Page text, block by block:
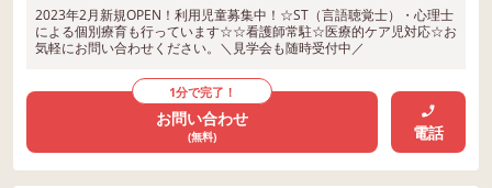
2023年2月新規OPEN！利用児童募集中！☆ST（言語聴覚士）・心理士
による個別療育も行っています☆☆看護師常駐☆医療的ケア児対応☆お
気軽にお問い合わせください。＼見学会も随時受付中／
1分で完了！
お問い合わせ
(無料) 電話